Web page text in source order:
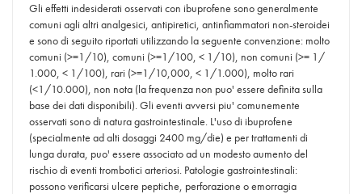
Gli effetti indesiderati osservati con ibuprofene sono generalmente
comuni agli altri analgesici, antipiretici, antinfiammatori non-steroidei
e sono di seguito riportati utilizzando la seguente convenzione: molto
comuni (>=1/10), comuni (>=1/100, < 1/10), non comuni (>= 1/
1.000, < 1/100), rari (>=1/10,000, < 1/1.000), molto rari
(<1/10.000), non nota (la frequenza non puo' essere definita sulla
base dei dati disponibili). Gli eventi avversi piu' comunemente
osservati sono di natura gastrointestinale. L'uso di ibuprofene
(specialmente ad alti dosaggi 2400 mg/die) e per trattamenti di
lunga durata, puo' essere associato ad un modesto aumento del
rischio di eventi trombotici arteriosi. Patologie gastrointestinali:
possono verificarsi ulcere peptiche, perforazione o emorragia